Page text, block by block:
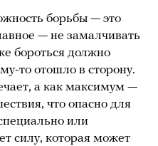
борьбы — это
— не замалчивать
бороться должно
то отошло в сторону.
а как максимум —
что опасно для
или
силу, которая может